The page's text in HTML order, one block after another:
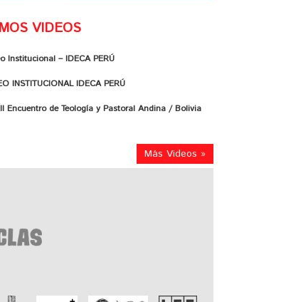
VIDEOS
Institucional – IDECA PERÚ
INSTITUCIONAL IDECA PERÚ
Encuentro de Teología y Pastoral Andina / Bolivia
Más Videos »